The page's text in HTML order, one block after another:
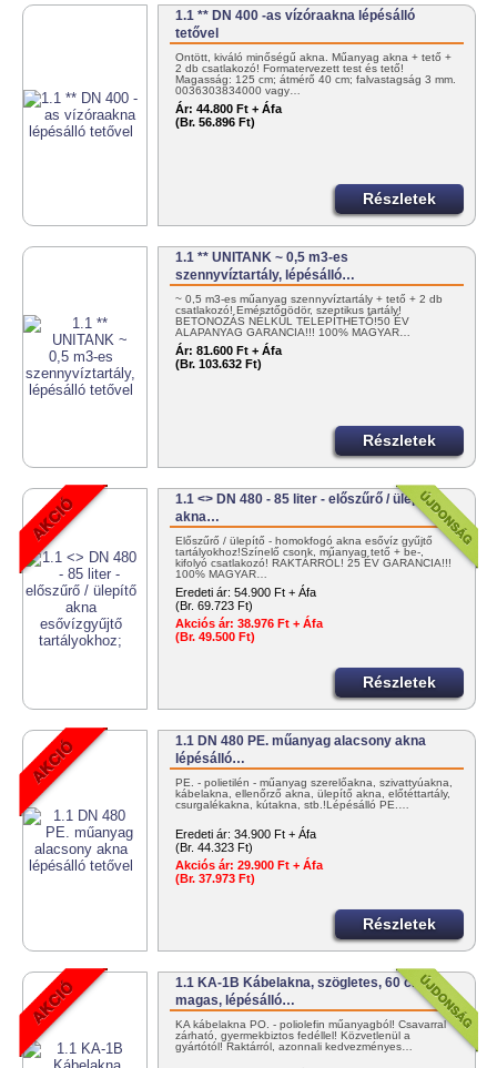
1.1 ** DN 400 -as vízóraakna lépésálló
tetővel
Öntött, kiváló minőségű akna. Műanyag akna + tető +
2 db csatlakozó! Formatervezett test és tető!
Magasság: 125 cm; átmérő 40 cm; falvastagság 3 mm.
0036303834000 vagy…
Ár: 44.800 Ft + Áfa
(Br. 56.896 Ft)
Részletek
1.1 ** UNITANK ~ 0,5 m3-es
szennyvíztartály, lépésálló…
~ 0,5 m3-es műanyag szennyvíztartály + tető + 2 db
csatlakozó! Emésztőgödör, szeptikus tartály!
BETONOZÁS NÉLKÜL TELEPÍTHETŐ!50 ÉV
ALAPANYAG GARANCIA!!! 100% MAGYAR…
Ár: 81.600 Ft + Áfa
(Br. 103.632 Ft)
Részletek
1.1 <> DN 480 - 85 liter - előszűrő / ülepítő
akna…
Előszűrő / ülepítő - homokfogó akna esővíz gyűjtő
tartályokhoz!Színelő csonk, műanyag tető + be-,
kifolyó csatlakozó! RAKTÁRRÓL! 25 ÉV GARANCIA!!!
100% MAGYAR…
Eredeti ár: 54.900 Ft + Áfa
(Br. 69.723 Ft)
Akciós ár: 38.976 Ft + Áfa
(Br. 49.500 Ft)
Részletek
1.1 DN 480 PE. műanyag alacsony akna
lépésálló…
PE. - polietilén - műanyag szerelőakna, szivattyúakna,
kábelakna, ellenőrző akna, ülepítő akna, előtéttartály,
csurgalékakna, kútakna, stb.!Lépésálló PE.…
Eredeti ár: 34.900 Ft + Áfa
(Br. 44.323 Ft)
Akciós ár: 29.900 Ft + Áfa
(Br. 37.973 Ft)
Részletek
1.1 KA-1B Kábelakna, szögletes, 60 cm
magas, lépésálló…
KA kábelakna PO. - poliolefin műanyagból! Csavarral
zárható, gyermekbiztos fedéllel! Közvetlenül a
gyártótól! Raktárról, azonnali kedvezményes…